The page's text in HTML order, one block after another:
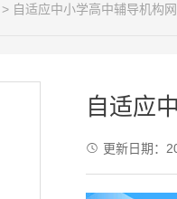
> 自适应中小学高中辅导机构
自适应
 更新日期：